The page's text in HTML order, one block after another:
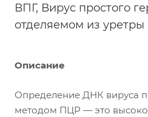
ВПГ, Вирус простого
отделяемом из
Описание
Определение ДНК вируса
методом ПЦР — это